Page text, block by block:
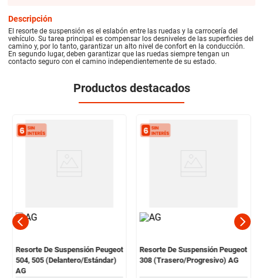
Descripción
El resorte de suspensión es el eslabón entre las ruedas y la carrocería del
vehículo. Su tarea principal es compensar los desniveles de las superficies del
camino y, por lo tanto, garantizar un alto nivel de confort en la conducción.
En segundo lugar, deben garantizar que las ruedas siempre tengan un
contacto seguro con el camino independientemente de su estado.
Productos destacados
Resorte De Suspensión Peugeot
504, 505 (Delantero/Estándar)
AG
Resorte De Suspensión Peugeot
308 (Trasero/Progresivo) AG